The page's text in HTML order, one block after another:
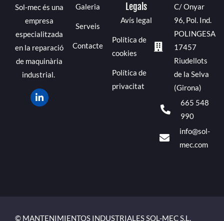
Sol-mec és una
empresa
especialitzada
en la reparació
de maquinària
industrial.
Galeria
Serveis
Contacte
Legals
Avís legal
Política de
cookies
Política de
privacitat
C/ Onyar
96, Pol. Ind.
POLINGESA
17457
Riudellots
de la Selva
(Girona)
665 548
990
info@sol-
mec.com
© MANTENIMIENTOS INDUSTRIALES SOL-MEC S.L.